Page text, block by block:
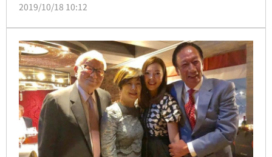
照片中可以看到表姊張淑芬與丈夫張忠謀也都來祝賀。
體，媽媽愛你！」
2019/10/18 10:12